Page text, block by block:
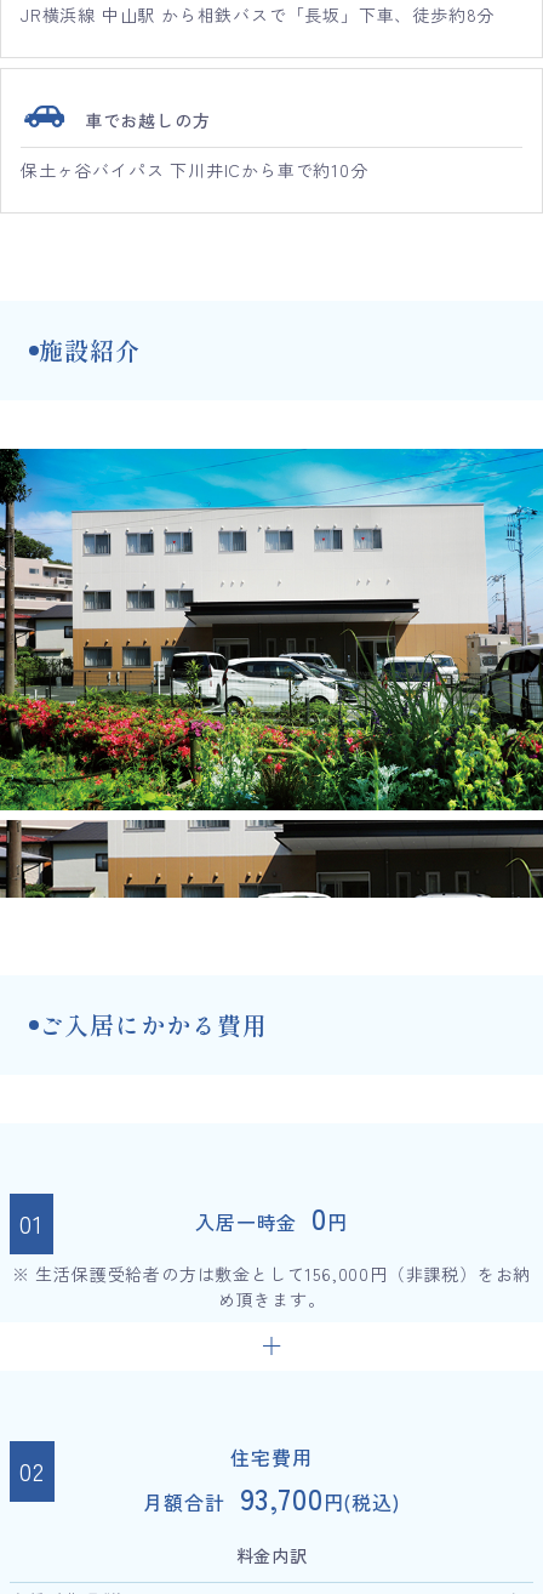
JR横浜線 中山駅 から相鉄バスで「長坂」下車、徒歩約8分
車でお越しの方
保土ヶ谷バイパス 下川井ICから車で約10分
施設紹介
ご入居にかかる費用
入居一時金 0円
※ 生活保護受給者の方は敷金として156,000円（非課税）をお納
め頂きます。
住宅費用
月額合計 93,700円(税込)
料金内訳